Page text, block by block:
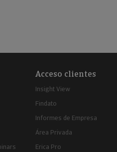
Acceso clientes
Insight View
Findato
Informes de Empresa
Área Privada
Erica Pro